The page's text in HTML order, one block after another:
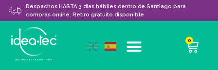
Despachos HASTA 3 días hábiles dentro de Santiago para
compras online. Retiro gratuito disponible
0